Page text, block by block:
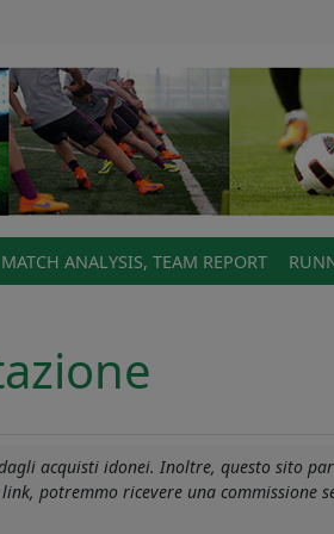
MATCH ANALYSIS, TEAM REPORT
acquisti idonei. Inoltre, questo sito
potremmo ricevere una commissione